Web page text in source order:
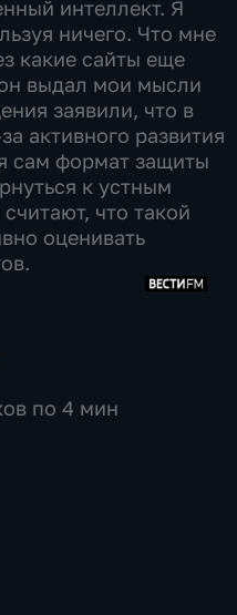
интеллект. Я
ничего. Что мне
какие сайты еще
выдал мои мысли
заявили, что в
активного развития
сам формат защиты
к устным
что такой
оценивать
по 4 мин